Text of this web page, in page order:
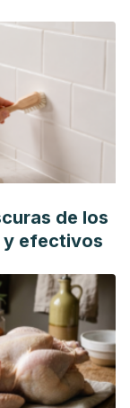
Kerkhof, P. C.,
& Menter, A.
with
Machado, M.,
M. (2021).
,7(1), 11.
00246-5
de los
y efectivos